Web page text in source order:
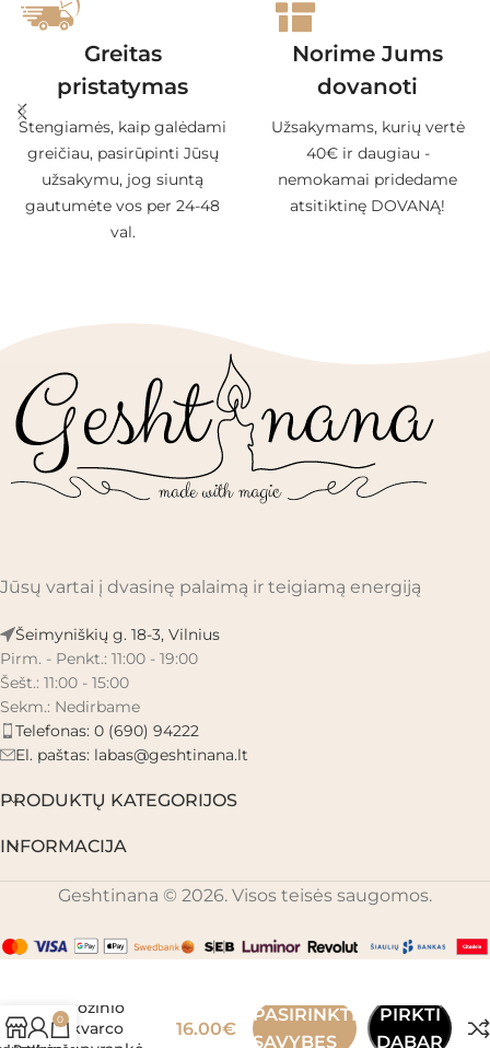
Greitas
pristatymas
Stengiamės, kaip galėdami
greičiau, pasirūpinti Jūsų
užsakymu, jog siuntą
gautumėte vos per 24-48
val.
Norime Jums
dovanoti
Užsakymams, kurių vertė
40€ ir daugiau -
nemokamai pridedame
atsitiktinę DOVANĄ!
Jūsų vartai į dvasinę palaimą ir teigiamą energiją
Šeimyniškių g. 18-3, Vilnius
Pirm. - Penkt.: 11:00 - 19:00
Šešt.: 11:00 - 15:00
Sekm.: Nedirbame
Telefonas: 0 (690) 94222
El. paštas: labas@geshtinana.lt
PRODUKTŲ KATEGORIJOS
INFORMACIJA
Geshtinana © 2026. Visos teisės saugomos.
rožinio
kvarco
16.00€
PASIRINKTI
SAVYBES
PIRKTI
DABAR
0